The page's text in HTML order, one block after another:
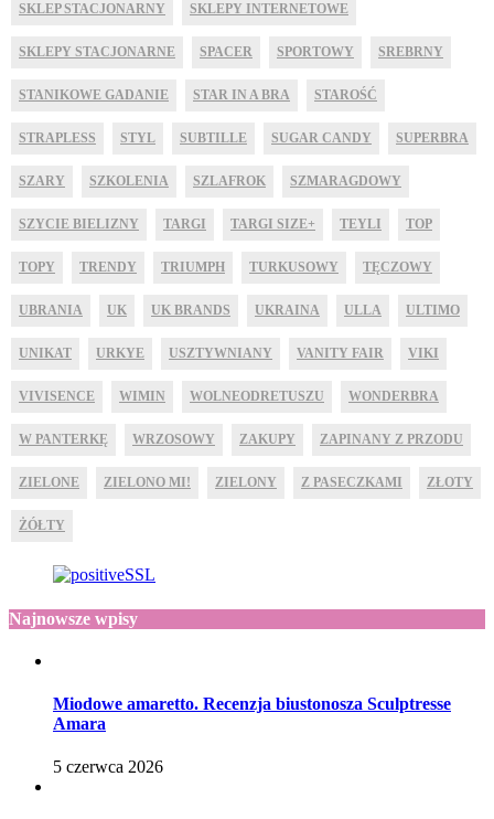
SKLEP STACJONARNY SKLEPY INTERNETOWE
SKLEPY STACJONARNE SPACER SPORTOWY SREBRNY
STANIKOWE GADANIE STAR IN A BRA STAROŚĆ
STRAPLESS STYL SUBTILLE SUGAR CANDY SUPERBRA
SZARY SZKOLENIA SZLAFROK SZMARAGDOWY
SZYCIE BIELIZNY TARGI TARGI SIZE+ TEYLI TOP
TOPY TRENDY TRIUMPH TURKUSOWY TĘCZOWY
UBRANIA UK UK BRANDS UKRAINA ULLA ULTIMO
UNIKAT URKYE USZTYWNIANY VANITY FAIR VIKI
VIVISENCE WIMIN WOLNEODRETUSZU WONDERBRA
W PANTERKĘ WRZOSOWY ZAKUPY ZAPINANY Z PRZODU
ZIELONE ZIELONO MI! ZIELONY Z PASECZKAMI ZŁOTY
ŻÓŁTY
Najnowsze wpisy
Miodowe amaretto. Recenzja biustonosza Sculptresse
Amara
5 czerwca 2026